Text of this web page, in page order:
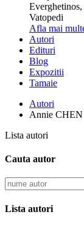
Vatopedi
Afla mai
Autori
Edituri
Blog
Expozitii
Tamaie
Autori
Annie CHEN
Lista autori
Cauta autor
Lista autori